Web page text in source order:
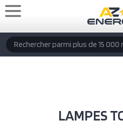
Aller au contenu principal
Rechercher
LAMPES